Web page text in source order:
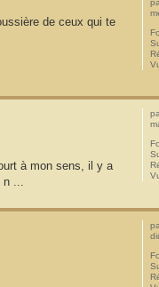
de ceux qui te
à mon sens, il y a
...